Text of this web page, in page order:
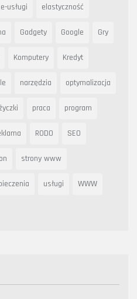
e-usługi elastyczność
Gadgety Google Gry
Komputery Kredyt
narzędzia optymalizacja
praca program
RODO SEO
strony www
usługi WWW